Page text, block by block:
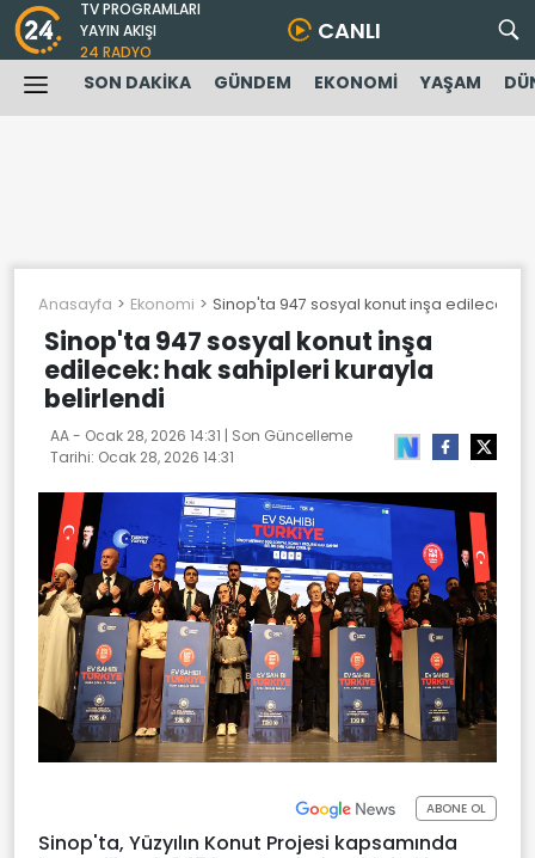
TV PROGRAMLARI
YAYIN AKIŞI
24 RADYO
CANLI
SON DAKİKA GÜNDEM EKONOMİ YAŞAM
Anasayfa Ekonomi Sinop'ta 947 sosyal konut inşa edilecek:
Sinop'ta 947 sosyal konut inşa
edilecek: hak sahipleri kurayla
belirlendi
AA - Ocak 28, 2026 14:31 | Son Güncelleme
Tarihi: Ocak 28, 2026 14:31
ABONE OL
Sinop'ta, Yüzyılın Konut Projesi kapsamında